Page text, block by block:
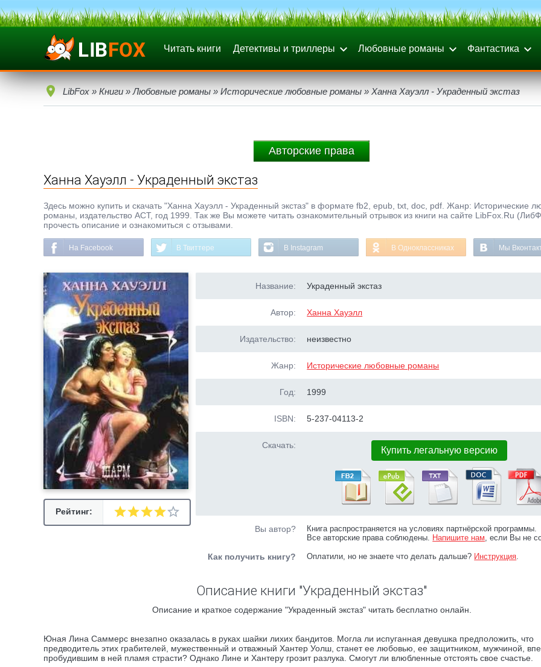
Читать книги Детективы и триллеры Любовные романы Фантастика
LibFox » Книги » Любовные романы » Исторические любовные романы » Ханна Хауэлл - Украденный экстаз
Авторские права
Ханна Хауэлл - Украденный экстаз
Здесь можно купить и скачать "Ханна Хауэлл - Украденный экстаз" в формате fb2, epub, txt, doc, pdf. Жанр: Исторические
романы, издательство АСТ, год 1999. Так же Вы можете читать ознакомительный отрывок из книги на сайте LibFox.Ru
прочесть описание и ознакомиться с отзывами.
На Facebook В Твиттере В Instagram В Одноклассниках Мы
Рейтинг:
Название: Украденный экстаз
Автор: Ханна Хауэлл
Издательство: неизвестно
Жанр: Исторические любовные романы
Год: 1999
ISBN: 5-237-04113-2
Скачать: Купить легальную версию
Вы автор?
Книга распространяется на условиях партнёрской программы.
Все авторские права соблюдены. Напишите нам, если Вы не
Как получить книгу? Оплатили, но не знаете что делать дальше? Инструкция.
Описание книги "Украденный экстаз"
Описание и краткое содержание "Украденный экстаз" читать бесплатно онлайн.
Юная Лина Саммерс внезапно оказалась в руках шайки лихих бандитов. Могла ли испуганная девушка предположить, что
предводитель этих грабителей, мужественный и отважный Хантер Уолш, станет ее любовью, ее защитником, мужчиной,
пробудившим в ней пламя страсти? Однако Лине и Хантеру грозит разлука. Смогут ли влюбленные отстоять свое счастье.